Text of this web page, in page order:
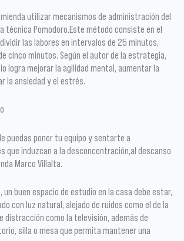
utilizar mecanismos de administración del
técnica Pomodoro.Este método consiste en el
las labores en intervalos de 25 minutos,
cinco minutos. Según el autor de la estrategia,
logra mejorar la agilidad mental, aumentar la
la ansiedad y el estrés.
puedas poner tu equipo y sentarte a
que induzcan a la desconcentración,al descanso
Marco Villalta.
un buen espacio de estudio en la casa debe estar,
con luz natural, alejado de ruidos como el de la
distracción como la televisión, además de
silla o mesa que permita mantener una